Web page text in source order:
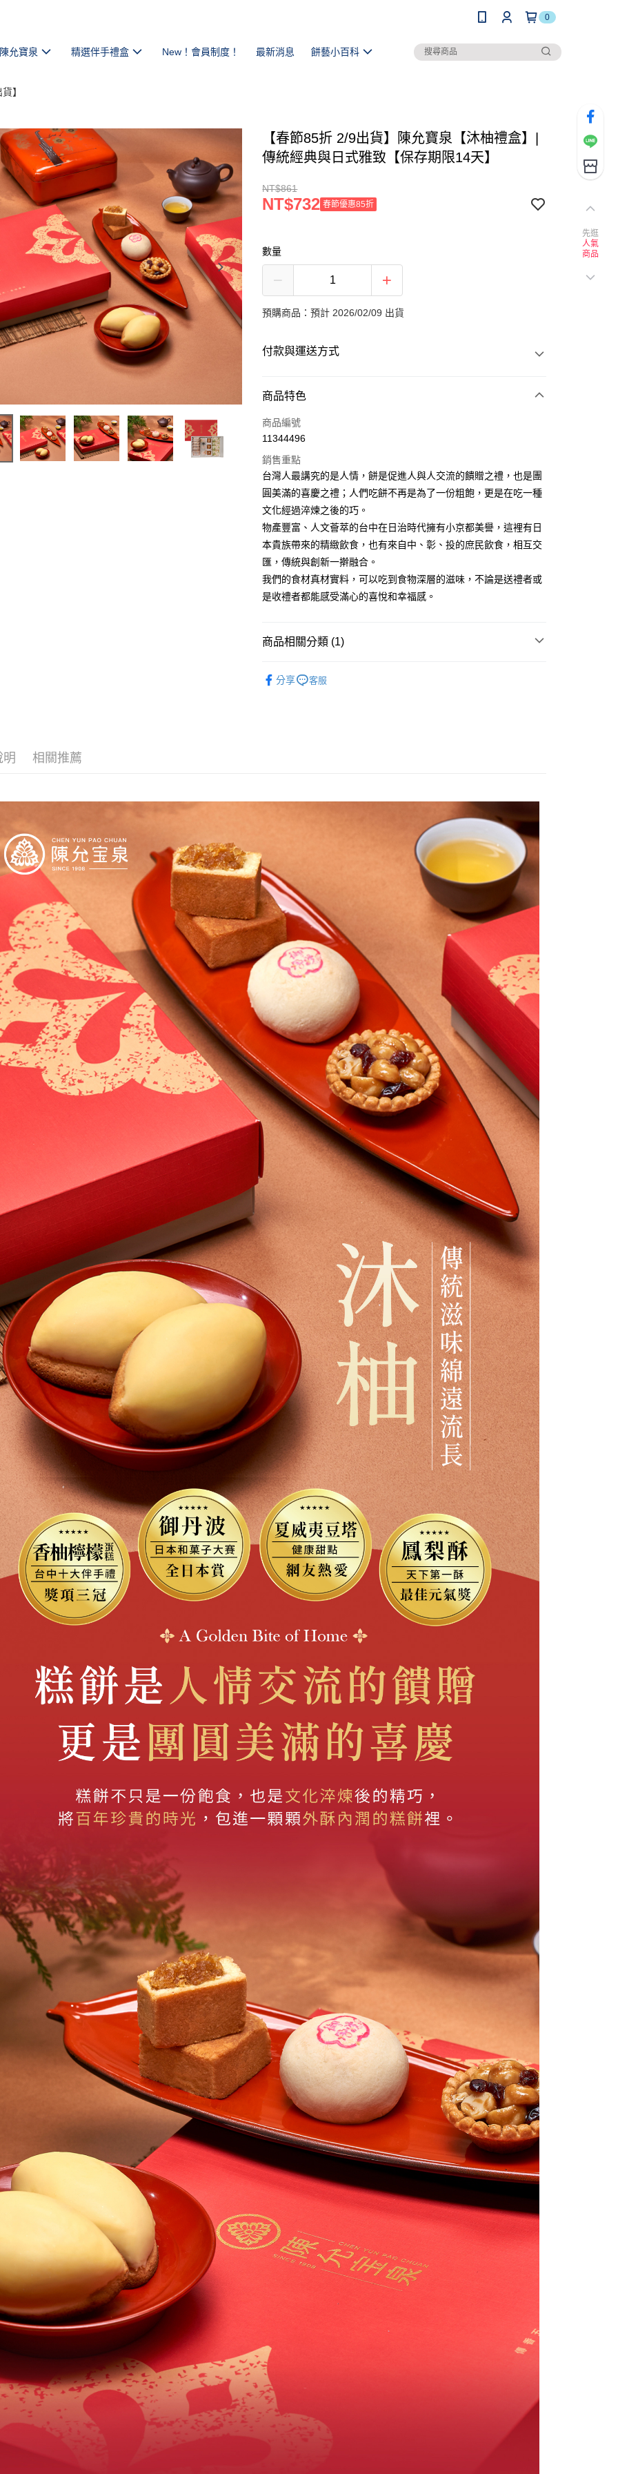
0
允寶泉 精選伴手禮盒 New！會員制度！ 最新消息 餅藝小百科
】
【春節85折 2/9出貨】陳允寶泉【沐柚禮盒】|
傳統經典與日式雅致【保存期限14天】
NT$861
NT$732 春節優惠85折
數量
預購商品：預計 2026/02/09 出貨
付款與運送方式
付款方式
運送方式
商品特色
商品編號
11344496
銷售重點
台灣人最講究的是人情，餅是促進人與人交流的饋贈之禮，也是團
圓美滿的喜慶之禮；人們吃餅不再是為了一份粗飽，更是在吃一種
文化經過淬煉之後的巧。
物產豐富、人文薈萃的台中在日治時代擁有小京都美譽，這裡有日
本貴族帶來的精緻飲食，也有來自中、彰、投的庶民飲食，相互交
匯，傳統與創新一擀融合。
我們的食材真材實料，可以吃到食物深層的滋味，不論是送禮者或
是收禮者都能感受滿心的喜悅和幸福感。
商品相關分類 (1)
分享
客服
明 相關推薦
先逛
人氣
商品